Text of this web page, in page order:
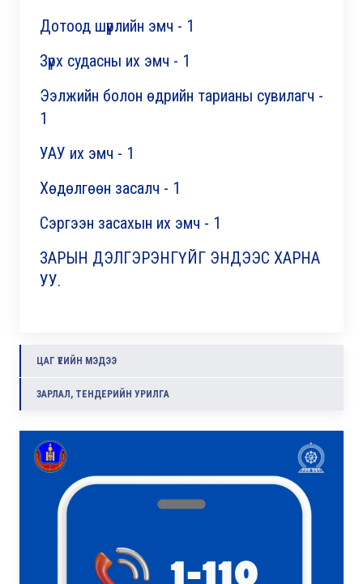
Дотоод шүүрлийн эмч - 1
Зүрх судасны их эмч - 1
Ээлжийн болон өдрийн тарианы сувилагч -
1
УАУ их эмч - 1
Хөдөлгөөн засалч - 1
Сэргээн засахын их эмч - 1
ЗАРЫН ДЭЛГЭРЭНГҮЙГ ЭНДЭЭС ХАРНА
УУ.
ЦАГ ҮЕИЙН МЭДЭЭ
ЗАРЛАЛ, ТЕНДЕРИЙН УРИЛГА